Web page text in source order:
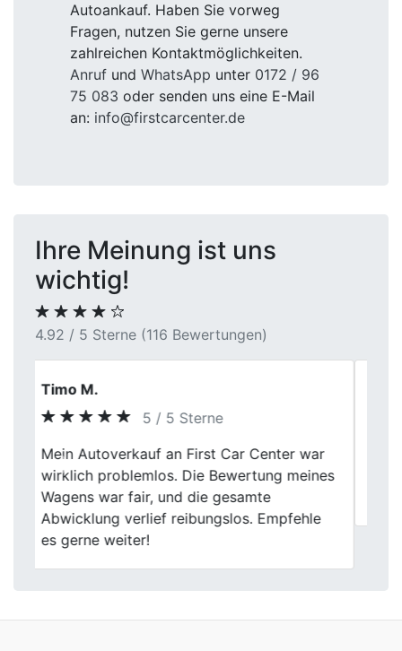
Autoankauf. Haben Sie vorweg
Fragen, nutzen Sie gerne unsere
zahlreichen Kontaktmöglichkeiten.
Anruf und WhatsApp unter 0172 / 96
75 083 oder senden uns eine E-Mail
an: info@firstcarcenter.de
Ihre Meinung ist uns
wichtig!
4.92 / 5 Sterne (116 Bewertungen)
Daniela Escher
5 / 5 Sterne
Rundum zufrieden, an alle Abmachungen
gehalten, werden unsere Autos nur noch
hier verkaufen, weiter so.
Previous
Wir kommen auch nach